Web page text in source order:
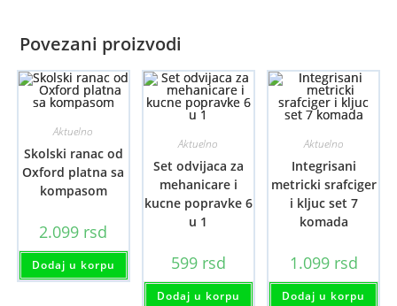
Povezani proizvodi
Aktuelno
Skolski ranac od
Oxford platna sa
kompasom
2.099 rsd
Dodaj u korpu
Aktuelno
Set odvijaca za
mehanicare i
kucne popravke 6
u 1
599 rsd
Dodaj u korpu
Aktuelno
Integrisani
metricki srafciger
i kljuc set 7
komada
1.099 rsd
Dodaj u korpu